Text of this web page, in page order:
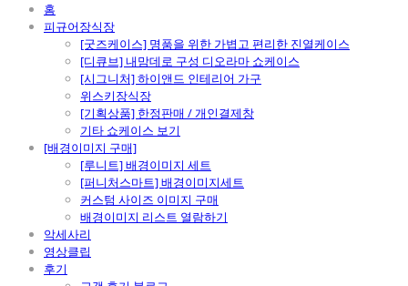
홈
피규어장식장
[굿즈케이스] 명품을 위한 가볍고 편리한 진열케이스
[디큐브] 내맘데로 구성 디오라마 쇼케이스
[시그니처] 하이앤드 인테리어 가구
위스키장식장
[기획상품] 한정판매 / 개인결제창
기타 쇼케이스 보기
[배경이미지 구매]
[루니트] 배경이미지 세트
[퍼니처스마트] 배경이미지세트
커스텀 사이즈 이미지 구매
배경이미지 리스트 열람하기
악세사리
영상클립
후기